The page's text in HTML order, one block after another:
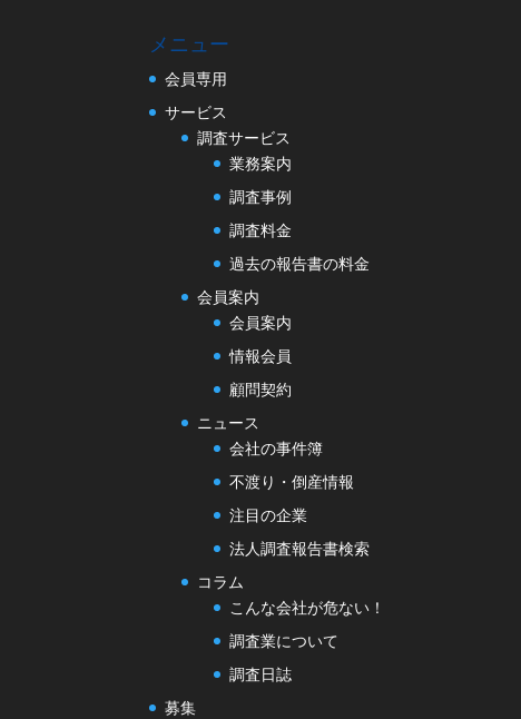
メニュー
会員専用
サービス
調査サービス
業務案内
調査事例
調査料金
過去の報告書の料金
会員案内
会員案内
情報会員
顧問契約
ニュース
会社の事件簿
不渡り・倒産情報
注目の企業
法人調査報告書検索
コラム
こんな会社が危ない！
調査業について
調査日誌
募集